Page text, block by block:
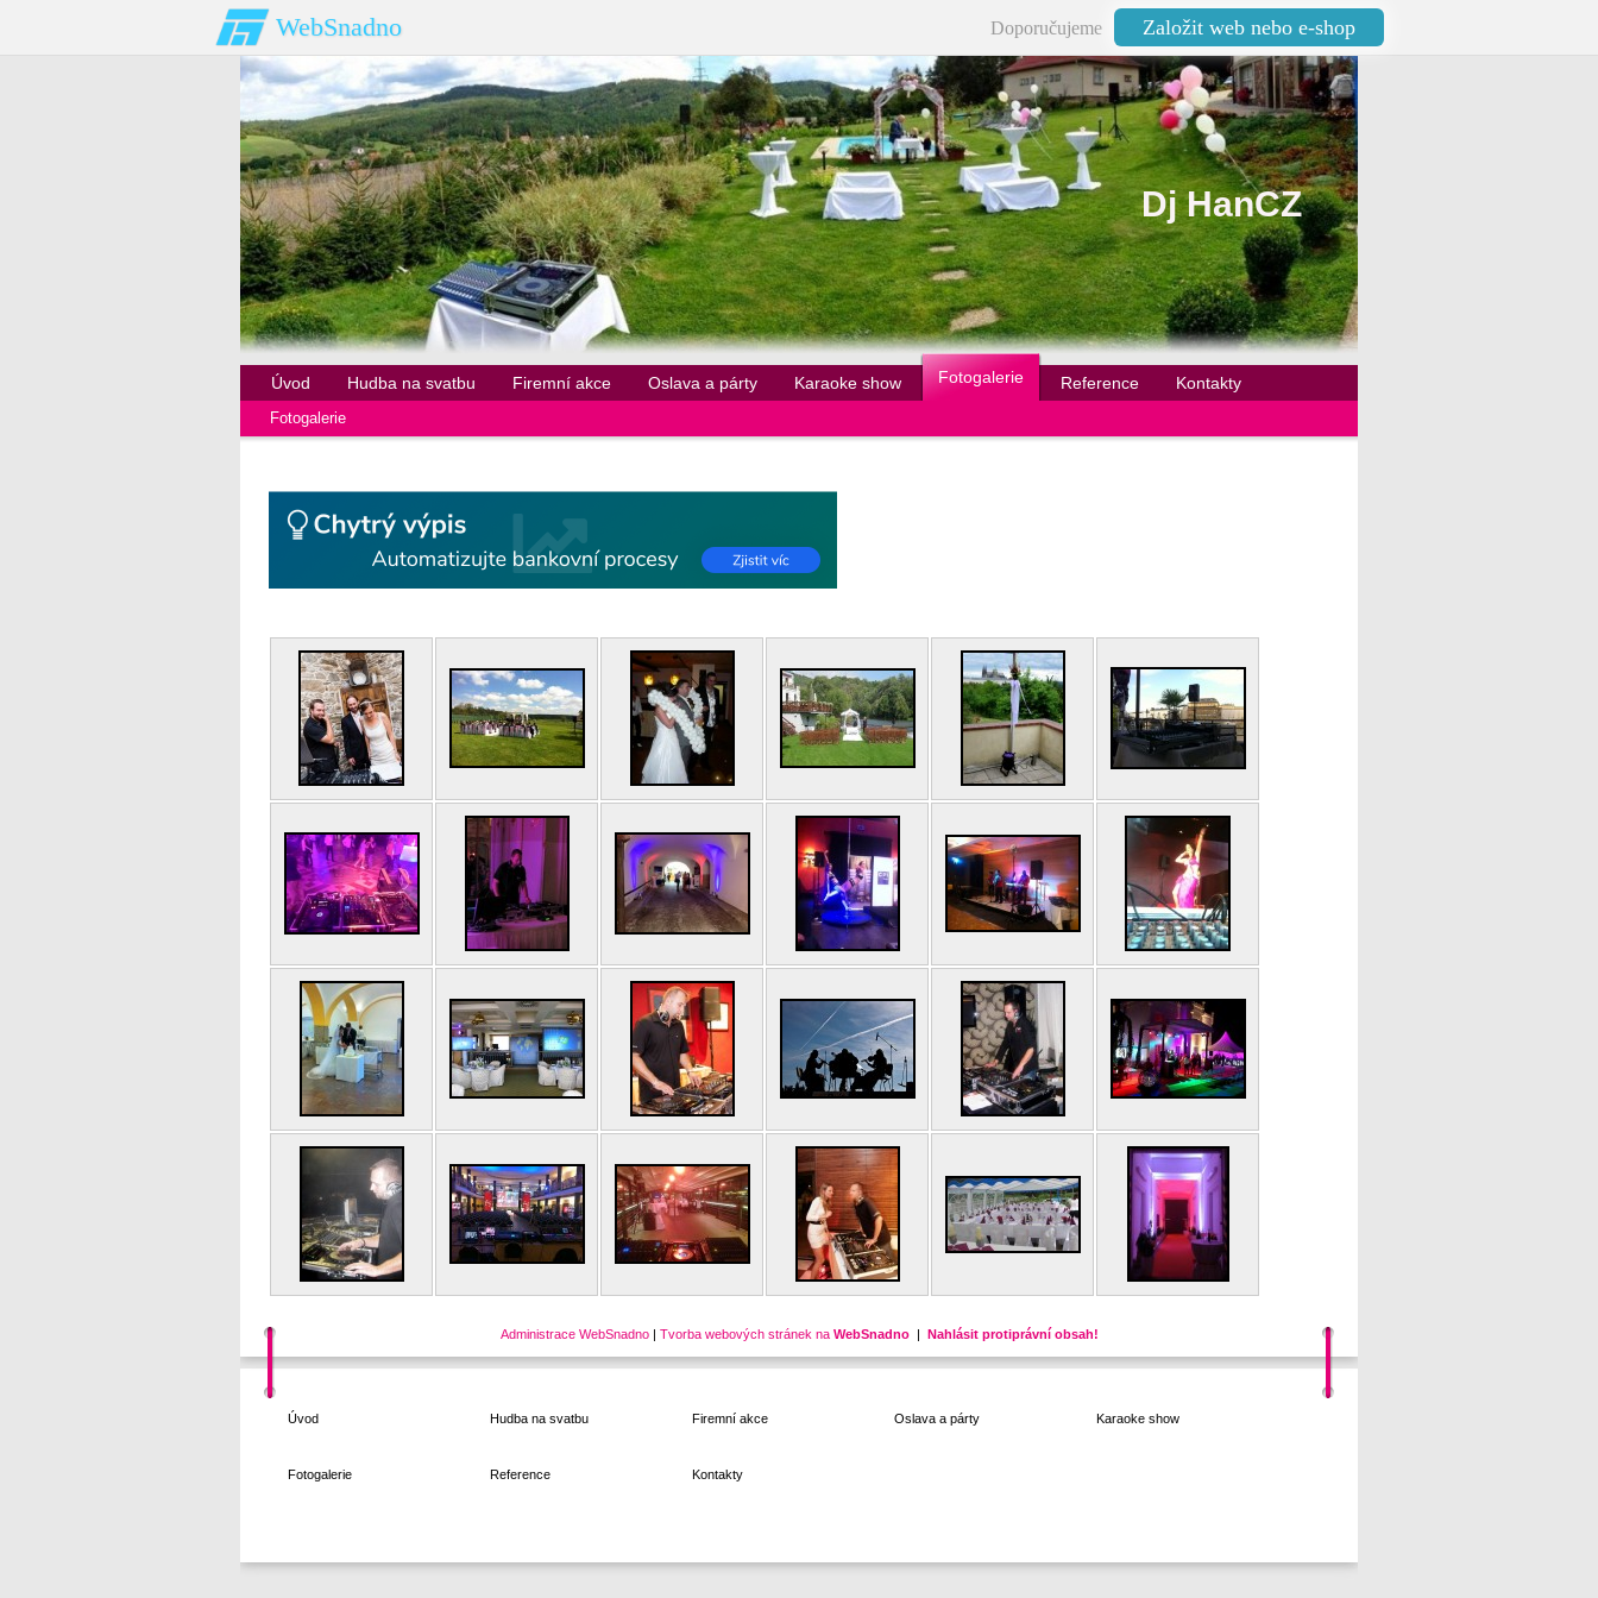
WebSnadno Doporučujeme Založit web nebo e-shop
Dj HanCZ
Úvod Hudba na svatbu Firemní akce Oslava a párty Karaoke show Fotogalerie Reference Kontakty
Fotogalerie
Administrace WebSnadno| Tvorba webových stránek na WebSnadno| Nahlásit protiprávní obsah!
Úvod Hudba na svatbu Firemní akce Oslava a párty Karaoke show
Fotogalerie Reference Kontakty